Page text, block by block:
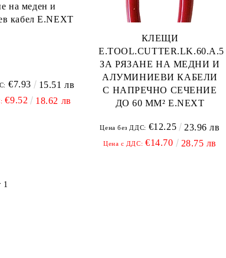
на меден и
кабел E.NEXT
€7.93 15.51 лв
€9.52 18.62 лв
КЛЕЩИ
E.TOOL.CUTTER.LK.60.A.50
ЗА РЯЗАНЕ НА МЕДНИ И
АЛУМИНИЕВИ КАБЕЛИ
С НАПРЕЧНО СЕЧЕНИЕ
ДО 60 MM² E.NEXT
Цена без ДДС: €12.25 23.96 лв
Цена с ДДС: €14.70 28.75 лв
1